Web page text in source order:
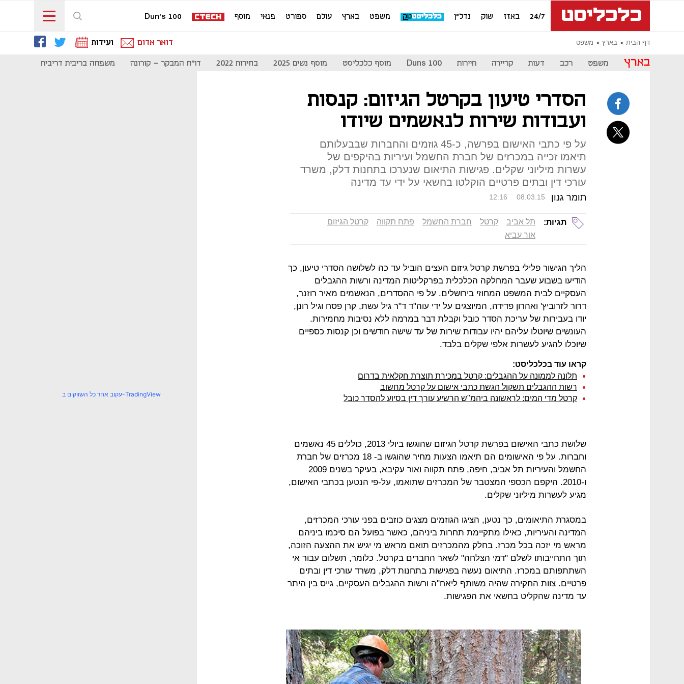
24/7 באזז שוק נדל"ן משפט בארץ עולם ספורט פנאי מוסף Dun's 100
דף הבית בארץ משפט דואר אדום ועידות
בארץ משפט רכב דעות קריירה תיירות Duns 100 מוסף כלכליסט מוסף נשים 2025 בחירות 2022 דו"ח המבקר - קורונה משפחה בריבית דריבית
הסדרי טיעון בקרטל הגיזום: קנסות
ועבודות שירות לנאשמים שיודו
על פי כתבי האישום בפרשה, כ-45 גוזמים והחברות שבבעלותם
תיאמו זכייה במכרזים של חברת החשמל ועיריות בהיקפים של
עשרות מיליוני שקלים. פגישות התיאום שנערכו בתחנות דלק, משרד
עורכי דין ובתים פרטיים הוקלטו בחשאי על ידי עד מדינה
תומר גנון 12:16 08.03.15
תגיות: תל אביב קרטל חברת החשמל פתח תקווה
קרטל הגיזום
אור עביא
הליך הגישור פלילי בפרשת קרטל גיזום העצים הוביל עד כה לשלושה הסדרי טיעון, כך
הודיעו בשבוע שעבר המחלקה הכלכלית בפרקליטות המדינה ורשות ההגבלים
העסקיים לבית המשפט המחוזי בירושלים. על פי ההסדרים, הנאשמים מאיר רוזנר,
דרור לזרוביץ' ואהרון פדידה, המיוצגים על ידי עוה"ד ד"ר גיל עשת, קרן פסח וגיל רונן,
יודו בעבירות של עריכת הסדר כובל וקבלת דבר במרמה ללא נסיבות מחמירות.
העונשים שיוטלו עליהם יהיו עבודות שירות של עד שישה חודשים וכן קנסות כספיים
שיוכלו להגיע לעשרות אלפי שקלים בלבד.
קראו עוד בכלכליסט:
תלונה לממונה על ההגבלים: קרטל במכירת תוצרת חקלאית בדרום
רשות ההגבלים תשקול הגשת כתבי אישום על קרטל מחשוב
קרטל מדי המים: לראשונה ביהמ"ש הרשיע עורך דין בסיוע להסדר כובל
שלושת כתבי האישום בפרשת קרטל הגיזום שהוגשו ביולי 2013, כוללים 45 נאשמים
וחברות. על פי האישומים הם תיאמו הצעות מחיר שהוגשו ב- 18 מכרזים של חברת
החשמל והעיריות תל אביב, חיפה, פתח תקווה ואור עקיבא, בעיקר בשנים 2009
ו-2010. היקפם הכספי המצטבר של המכרזים שתואמו, על-פי הנטען בכתבי האישום,
מגיע לעשרות מיליוני שקלים.
במסגרת התיאומים, כך נטען, הציגו הגוזמים מצגים כוזבים בפני עורכי המכרזים,
המדינה והעיריות, כאילו מתקיימת תחרות ביניהם, כאשר בפועל הם סיכמו ביניהם
מראש מי יזכה בכל מכרז. בחלק מהמכרזים תואם מראש מי יגיש את ההצעה הזוכה,
תוך התחייבותו לשלם "דמי הצלחה" לשאר החברים בקרטל. כלומר, תשלום עבור אי
השתתפותם במכרז. התיאום נעשה בפגישות בתחנות דלק, משרד עורכי דין ובתים
פרטיים. צוות החקירה שהיה משותף ליאח"ה ורשות ההגבלים העסקיים, גייס בין היתר
עד מדינה שהקליט בחשאי את הפגישות.
עקוב אחר כל השווקים ב-TradingView